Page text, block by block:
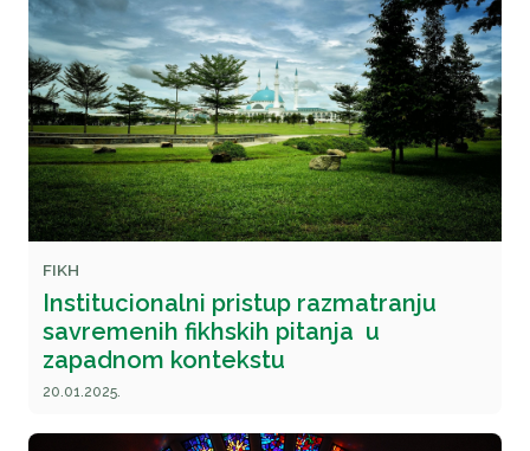
FIKH
Institucionalni pristup razmatranju
savremenih fikhskih pitanja u
zapadnom kontekstu
20.01.2025.